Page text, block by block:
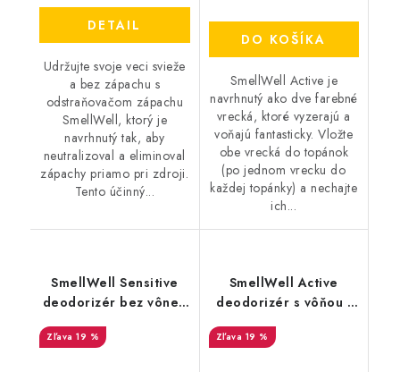
DETAIL
Udržujte svoje veci svieže
a bez zápachu s
odstraňovačom zápachu
SmellWell, ktorý je
navrhnutý tak, aby
neutralizoval a eliminoval
zápachy priamo pri zdroji.
Tento účinný...
DO KOŠÍKA
SmellWell Active je
navrhnutý ako dve farebné
vrecká, ktoré vyzerajú a
voňajú fantasticky. Vložte
obe vrecká do topánok
(po jednom vrecku do
každej topánky) a nechajte
ich...
SmellWell Sensitive
deodorizér bez vône -
19 %
SmellWell Active
deodorizér s vôňou -
19 %